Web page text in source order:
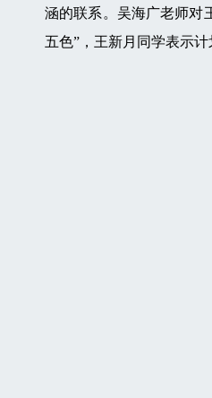
涵的联系。吴海广老师对
五色”，王新月同学表示